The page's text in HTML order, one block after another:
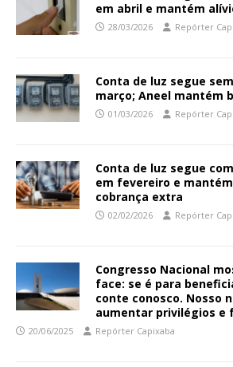
em abril e mantém
28/03/2026 Repórter
Conta de luz segue
março; Aneel mantém
01/03/2026 Repórter
Conta de luz segue
em fevereiro e
cobrança extra
02/02/2026 Repórter
Congresso Nacional
face: se é para
conte conosco. Nosso
aumentar privilégios e
20/06/2025 Repórter Capixaba